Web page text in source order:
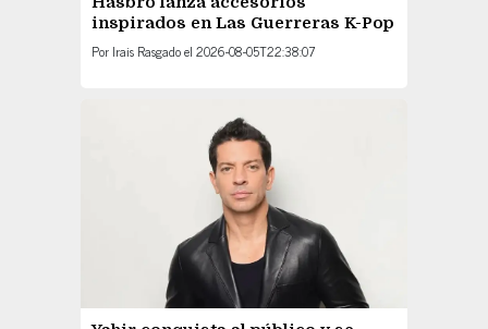
inspirados en Las Guerreras K-Pop
Por Irais Rasgadoel 2026-08-05T22:38:07